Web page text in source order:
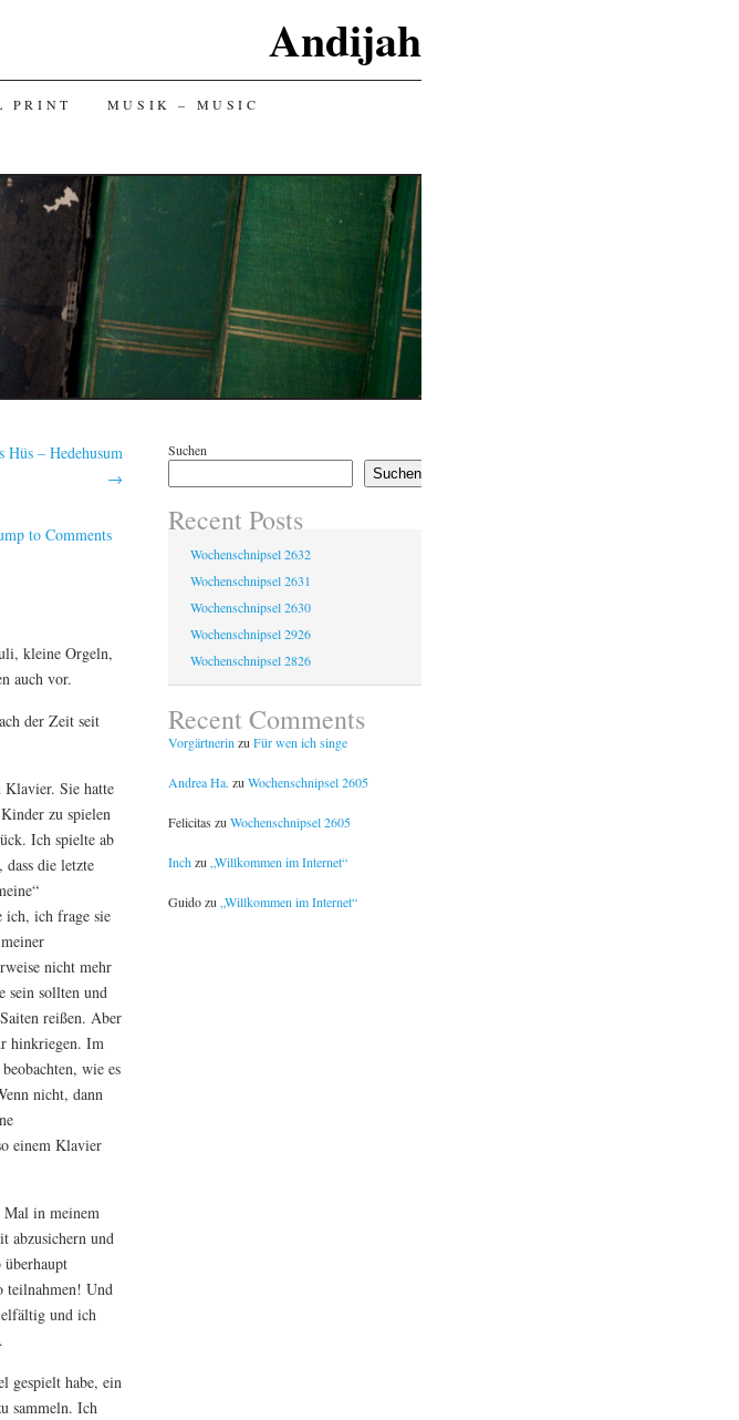
Andijah
PRINT MUSIK – MUSIC
– Hedehusum
→
to Comments
kleine Orgeln,
auch vor.
der Zeit seit
Klavier. Sie hatte
zu spielen
Ich spielte ab
die letzte
ich, ich frage sie
nicht mehr
sein sollten und
reißen. Aber
hinkriegen. Im
wie es
nicht, dann
einem Klavier
Mal in meinem
abzusichern und
teilnahmen! Und
und ich
gespielt habe, ein
sammeln. Ich
Suchen
Suchen
Recent Posts
Wochenschnipsel 2632
Wochenschnipsel 2631
Wochenschnipsel 2630
Wochenschnipsel 2926
Wochenschnipsel 2826
Recent Comments
Vorgärtnerin zu Für wen ich singe
Andrea Ha. zu Wochenschnipsel 2605
Felicitas zu Wochenschnipsel 2605
Inchzu „Willkommen im Internet“
Guidozu „Willkommen im Internet“